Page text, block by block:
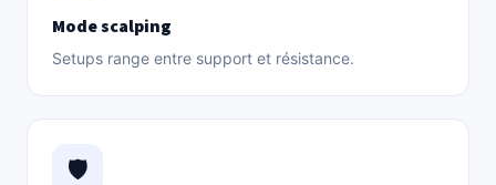
Mode scalping
Setups range entre support et résistance.
🛡️